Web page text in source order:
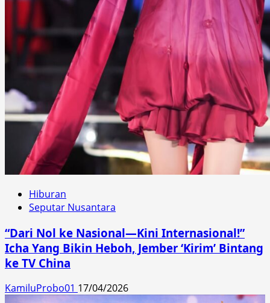
Hiburan
Seputar Nusantara
“Dari Nol ke Nasional—Kini Internasional!”
Icha Yang Bikin Heboh, Jember ‘Kirim’ Bintang
ke TV China
KamiluProbo01 17/04/2026